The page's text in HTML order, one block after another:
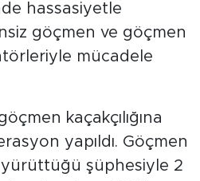
hassasiyetle
göçmen ve göçmen
mücadele
kaçakçılığına
yapıldı. Göçmen
yürüttüğü şüphesiyle 2